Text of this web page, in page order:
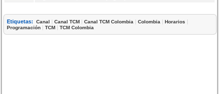
Etiquetas: Canal |Canal TCM |Canal TCM Colombia |Colombia |Horarios |
Programación |TCM |TCM Colombia